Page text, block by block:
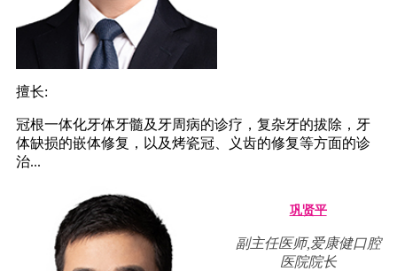
擅长:
冠根一体化牙体牙髓及牙周病的诊疗，复杂牙的拔除，牙
体缺损的嵌体修复，以及烤瓷冠、义齿的修复等方面的诊
治...
巩贤平
副主任医师,爱康健口腔
医院院长